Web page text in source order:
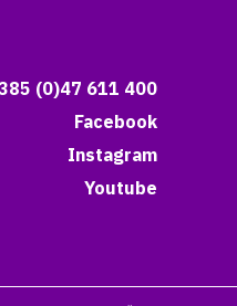
(0)47 611 400
Facebook
Instagram
Youtube